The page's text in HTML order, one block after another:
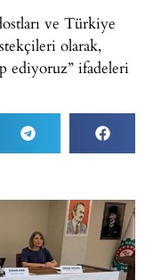
ve Türkiye
olarak,
ediyoruz” ifadeleri